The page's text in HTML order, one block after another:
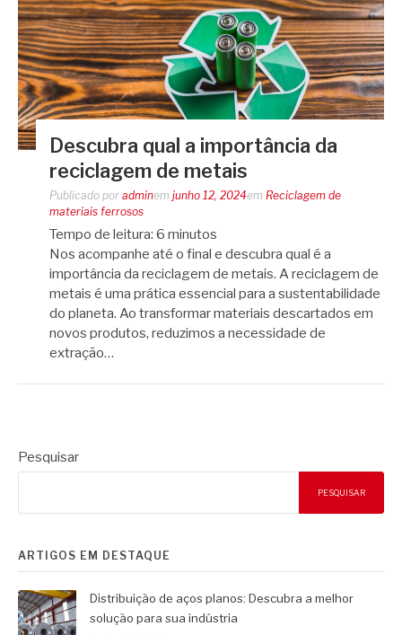
Descubra qual a importância da
reciclagem de metais
Publicado por adminem junho 12, 2024em Reciclagem de
materiais ferrosos
Tempo de leitura: 6 minutos
Nos acompanhe até o final e descubra qual é a
importância da reciclagem de metais. A reciclagem de
metais é uma prática essencial para a sustentabilidade
do planeta. Ao transformar materiais descartados em
novos produtos, reduzimos a necessidade de
extração…
Pesquisar
PESQUISAR
ARTIGOS EM DESTAQUE
Distribuição de aços planos: Descubra a melhor
solução para sua indústria